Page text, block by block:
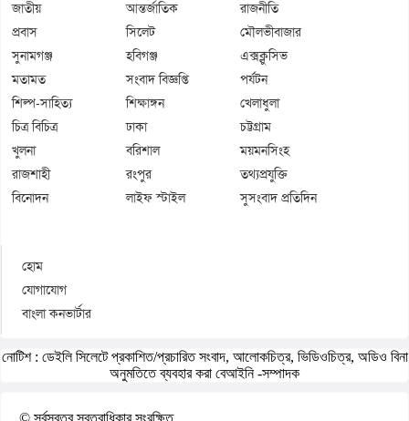
জাতীয় আন্তর্জাতিক
রাজনীতি
প্রবাস
সিলেট
মৌলভীবাজার
সুনামগঞ্জ
হবিগঞ্জ
এক্সক্লুসিভ
মতামত
সংবাদ বিজ্ঞপ্তি
পর্যটন
শিল্প-সাহিত্য
শিক্ষাঙ্গন
খেলাধুলা
চিত্র বিচিত্র
ঢাকা
চট্টগ্রাম
খুলনা
বরিশাল
ময়মনসিংহ
রাজশাহী
রংপুর
তথ্যপ্রযুক্তি
বিনোদন
লাইফ স্টাইল সুসংবাদ প্রতিদিন
হোম
যোগাযোগ
বাংলা কনভার্টার
নোটিশ : ডেইলি সিলেটে প্রকাশিত/প্রচারিত সংবাদ, আলোকচিত্র, ভিডিওচিত্র, অডিও বিনা
অনুমতিতে ব্যবহার করা বেআইনি -সম্পাদক